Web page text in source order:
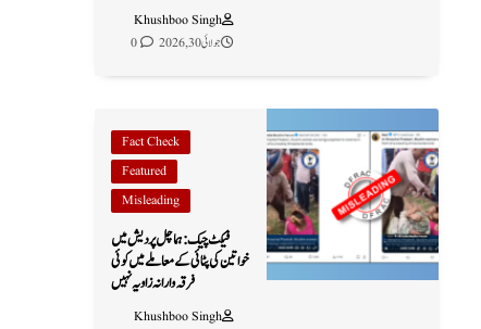
Khushboo Singh
جولائی 30, 2026
0
Fact Check
Featured
Misleading
فیکٹ چیک: ہماچل پردیش میں
خواتین کی پٹائی کے معاملے میں کوئی
فرقہ وارانہ زاویہ نہیں
Khushboo Singh